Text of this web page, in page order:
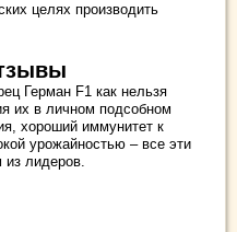
целях производить
Герман F1 как нельзя
их в личном подсобном
хороший иммунитет к
урожайностью – все эти
из лидеров.